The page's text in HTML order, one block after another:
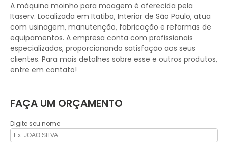
A máquina moinho para moagem é oferecida pela
Itaserv. Localizada em Itatiba, Interior de São Paulo, atua
com usinagem, manutenção, fabricação e reformas de
equipamentos. A empresa conta com profissionais
especializados, proporcionando satisfação aos seus
clientes. Para mais detalhes sobre esse e outros produtos,
entre em contato!
FAÇA UM ORÇAMENTO
Digite seu nome